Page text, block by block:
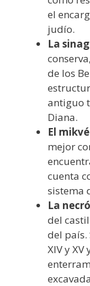
el
judío.
La
de los
antiguo
Diana.
El
mejor
cuenta
sistema
La
del
del país.
XIV y